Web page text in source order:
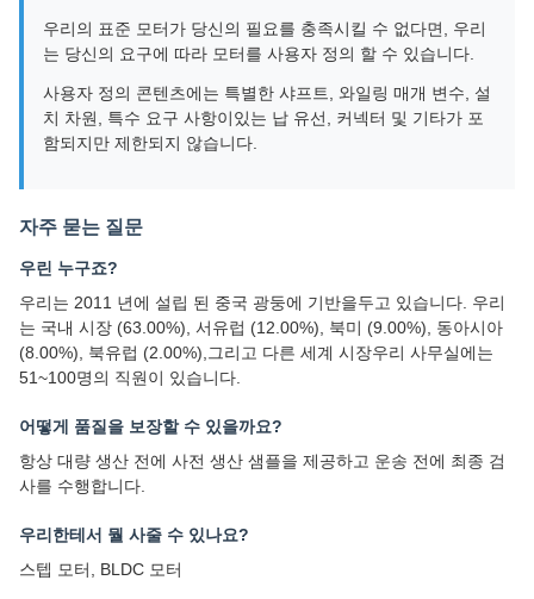
우리의 표준 모터가 당신의 필요를 충족시킬 수 없다면, 우리
는 당신의 요구에 따라 모터를 사용자 정의 할 수 있습니다.
사용자 정의 콘텐츠에는 특별한 샤프트, 와일링 매개 변수, 설
치 차원, 특수 요구 사항이있는 납 유선, 커넥터 및 기타가 포
함되지만 제한되지 않습니다.
자주 묻는 질문
우린 누구죠?
우리는 2011 년에 설립 된 중국 광둥에 기반을두고 있습니다. 우리
는 국내 시장 (63.00%), 서유럽 (12.00%), 북미 (9.00%), 동아시아
(8.00%), 북유럽 (2.00%),그리고 다른 세계 시장우리 사무실에는
51~100명의 직원이 있습니다.
어떻게 품질을 보장할 수 있을까요?
항상 대량 생산 전에 사전 생산 샘플을 제공하고 운송 전에 최종 검
사를 수행합니다.
우리한테서 뭘 사줄 수 있나요?
스텝 모터, BLDC 모터